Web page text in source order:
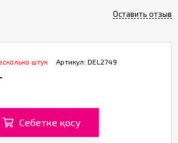
Оставить отзыв
Артикул: DEL2749
штук
Себетке қосу